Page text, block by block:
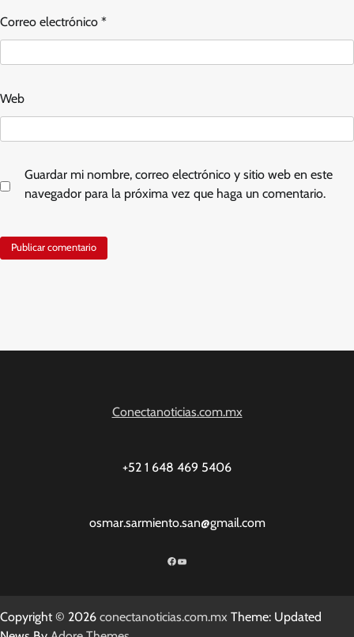
Correo electrónico *
Web
Guardar mi nombre, correo electrónico y sitio web en este
navegador para la próxima vez que haga un comentario.
Conectanoticias.com.mx
+52 1 648 469 5406
osmar.sarmiento.san@gmail.com
Facebook
YouTube
Copyright © 2026 conectanoticias.com.mx Theme: Updated